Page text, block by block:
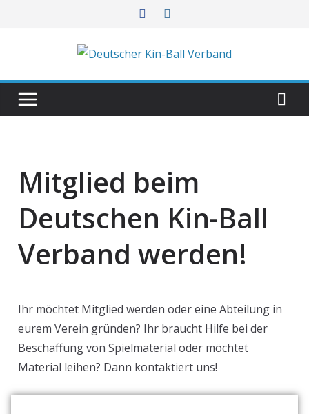
Mitglied beim
Deutschen Kin-Ball
Verband werden!
Ihr möchtet Mitglied werden oder eine Abteilung in
eurem Verein gründen? Ihr braucht Hilfe bei der
Beschaffung von Spielmaterial oder möchtet
Material leihen? Dann kontaktiert uns!